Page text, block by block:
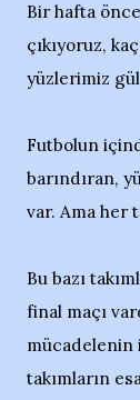
Bir hafta
çıkıyoruz,
yüzlerimiz
Futbolun
barındıran,
var. Ama her
Bu bazı
final maçı
mücadelenin
takımların